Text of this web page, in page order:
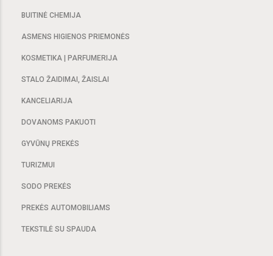
BUITINĖ CHEMIJA
ASMENS HIGIENOS PRIEMONĖS
KOSMETIKA | PARFUMERIJA
STALO ŽAIDIMAI, ŽAISLAI
KANCELIARIJA
DOVANOMS PAKUOTI
GYVŪNŲ PREKĖS
TURIZMUI
SODO PREKĖS
PREKĖS AUTOMOBILIAMS
TEKSTILĖ SU SPAUDA